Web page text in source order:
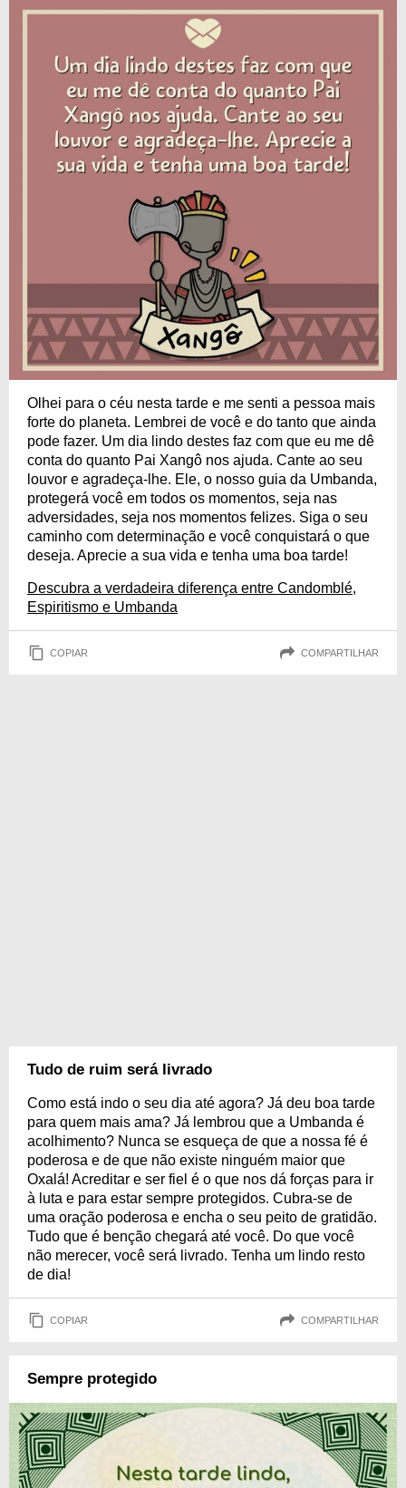
Olhei para o céu nesta tarde e me senti a pessoa mais
forte do planeta. Lembrei de você e do tanto que ainda
pode fazer. Um dia lindo destes faz com que eu me dê
conta do quanto Pai Xangô nos ajuda. Cante ao seu
louvor e agradeça-lhe. Ele, o nosso guia da Umbanda,
protegerá você em todos os momentos, seja nas
adversidades, seja nos momentos felizes. Siga o seu
caminho com determinação e você conquistará o que
deseja. Aprecie a sua vida e tenha uma boa tarde!
Descubra a verdadeira diferença entre Candomblé,
Espiritismo e Umbanda
COPIAR COMPARTILHAR
Tudo de ruim será livrado
Como está indo o seu dia até agora? Já deu boa tarde
para quem mais ama? Já lembrou que a Umbanda é
acolhimento? Nunca se esqueça de que a nossa fé é
poderosa e de que não existe ninguém maior que
Oxalá! Acreditar e ser fiel é o que nos dá forças para ir
à luta e para estar sempre protegidos. Cubra-se de
uma oração poderosa e encha o seu peito de gratidão.
Tudo que é benção chegará até você. Do que você
não merecer, você será livrado. Tenha um lindo resto
de dia!
COPIAR COMPARTILHAR
Sempre protegido